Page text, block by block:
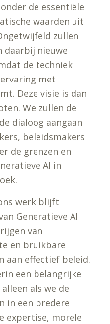
de essentiële
waarden uit
zullen
daarbij nieuwe
de techniek
met
Deze visie is dan
We zullen de
dialoog aangaan
beleidsmakers
de grenzen en
AI in
werk blijft
Generatieve AI
van
en bruikbare
aan effectief beleid.
een belangrijke
als we de
in een bredere
expertise, morele